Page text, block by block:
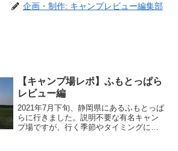
企画・制作: キャンプレビュー編集部
【キャンプ場レポ】ふもとっぱら
レビュー編
2021年7月下旬、静岡県にあるふもとっぱ
らに行きました。説明不要な有名キャン
プ場ですが、行く季節やタイミングによ